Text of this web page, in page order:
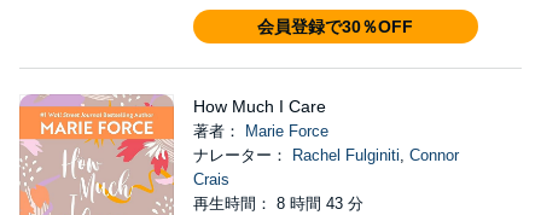
会員登録で30％OFF
How Much I Care
著者：
Marie Force
ナレーター：
Rachel Fulginiti, Connor
Crais
再生時間： 8 時間 43 分